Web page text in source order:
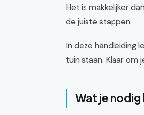
Het is makkelijker
de juiste stappen.
In deze handleiding
tuin staan. Klaar om
Wat je nodig